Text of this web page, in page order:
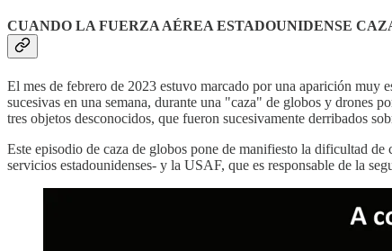
CUANDO LA FUERZA AÉREA ESTADOUNIDENSE
El mes de febrero de 2023 estuvo marcado por una aparición muy
sucesivas en una semana, durante una "caza" de globos y drones
tres objetos desconocidos, que fueron sucesivamente derribados
Este episodio de caza de globos pone de manifiesto la dificultad
servicios estadounidenses- y la USAF, que es responsable de la